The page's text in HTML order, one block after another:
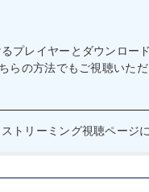
プレイヤーとダウンロー
の方法でもご視聴いただ
トリーミング視聴ページ